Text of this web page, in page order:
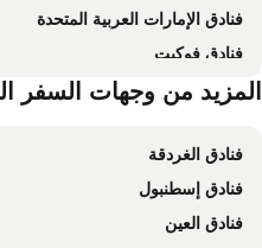
فنادق الإمارات العربية المتحدة
فنادق فوكيت
فنادق إمارة أبو ظبي
من وجهات السفر
فنادق الغردقة
فنادق إسطنبول
فنادق العين